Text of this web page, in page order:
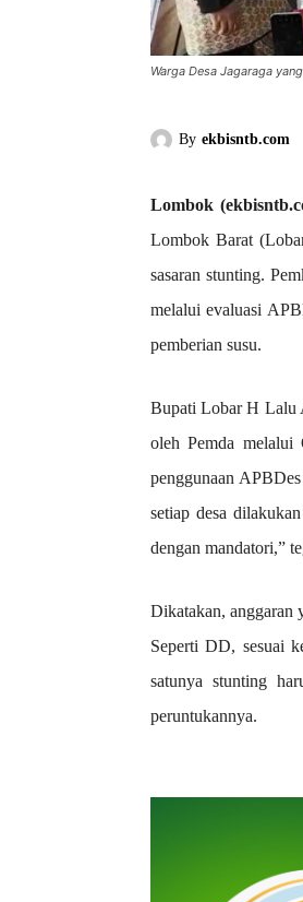
Warga Desa Jagaraga
By ekbisntb.com
Lombok
Lombok Barat
sasaran stunting.
melalui evaluasi
pemberian susu.
Bupati Lobar H Lalu
oleh Pemda
penggunaan
setiap desa
dengan mandatori,”
Dikatakan, anggaran
Seperti DD, sesuai
satunya stunting
peruntukannya.